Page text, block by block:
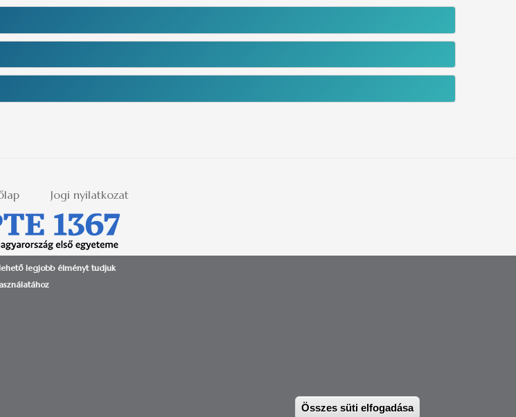
Jogi nyilatkozat
7622 PÉCS, VASVÁRI PÁL UTCA 4. | +36-72/501-500 (ext.: 12417) |
- IIG - Alkalmazás- és Szolgáltatásfejlesztési Osztály
legjobb élményt tudjuk
Összes süti elfogadása